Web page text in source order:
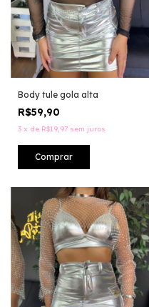
Body tule gola alta
R$59,90
3 x de R$19,97 sem juros
Comprar